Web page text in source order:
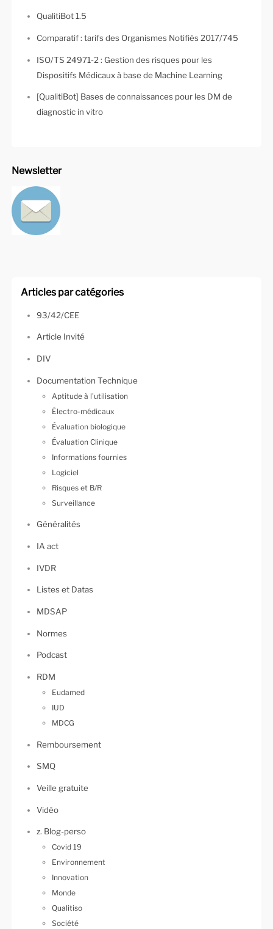
QualitiBot 1.5
Comparatif : tarifs des Organismes Notifiés 2017/745
ISO/TS 24971-2 : Gestion des risques pour les
Dispositifs Médicaux à base de Machine Learning
[QualitiBot] Bases de connaissances pour les DM de
diagnostic in vitro
Newsletter
Articles par catégories
93/42/CEE
Article Invité
DIV
Documentation Technique
Aptitude à l'utilisation
Électro-médicaux
Évaluation biologique
Évaluation Clinique
Informations fournies
Logiciel
Risques et B/R
Surveillance
Généralités
IA act
IVDR
Listes et Datas
MDSAP
Normes
Podcast
RDM
Eudamed
IUD
MDCG
Remboursement
SMQ
Veille gratuite
Vidéo
z. Blog-perso
Covid 19
Environnement
Innovation
Monde
Qualitiso
Société